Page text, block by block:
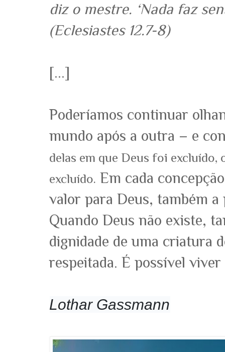
diz o mestre. ‘Nada faz
(Eclesiastes 12.7-8)
[...]
Poderíamos continuar
mundo após a outra – e
delas em que Deus foi
excluído. Em cada
valor para Deus, também a
Quando Deus não existe,
dignidade de uma criatura
respeitada. É possível viver
Lothar Gassmann